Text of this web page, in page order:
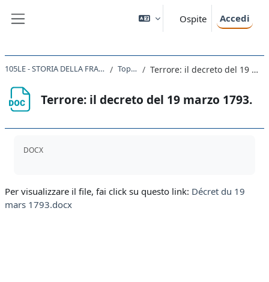
Ospite Accedi
105LE - STORIA DELLA FRANCIA 2021 Topic 26 Terrore: il decreto del 19 marzo 1793.
Terrore: il decreto del 19 marzo 1793.
DOCX
Per visualizzare il file, fai click su questo link: Décret du 19
mars 1793.docx